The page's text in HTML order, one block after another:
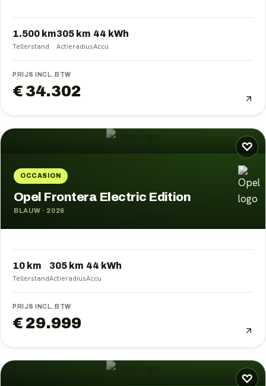
1.500 km
Tellerstand
305 km
Actieradius
44 kWh
Accu
PRIJS INCL. BTW
€ 34.302
♡
OCCASION
Opel Frontera Electric Edition
BLAUW · 2026
10 km
Tellerstand
305 km
Actieradius
44 kWh
Accu
PRIJS INCL. BTW
€ 29.999
♡